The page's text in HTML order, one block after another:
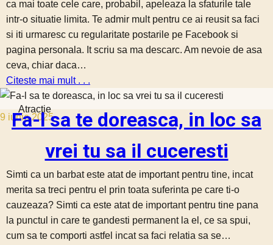
ca mai toate cele care, probabil, apeleaza la sfaturile tale
intr-o situatie limita. Te admir mult pentru ce ai reusit sa faci
si iti urmaresc cu regularitate postarile pe Facebook si
pagina personala. It scriu sa ma descarc. Am nevoie de asa
ceva, chiar daca…
Citeste mai mult . . .
9 iunie 2025
Atractie
Fa-l sa te doreasca, in loc sa
vrei tu sa il cuceresti
Simti ca un barbat este atat de important pentru tine, incat
merita sa treci pentru el prin toata suferinta pe care ti-o
cauzeaza? Simti ca este atat de important pentru tine pana
la punctul in care te gandesti permanent la el, ce sa spui,
cum sa te comporti astfel incat sa faci relatia sa se…